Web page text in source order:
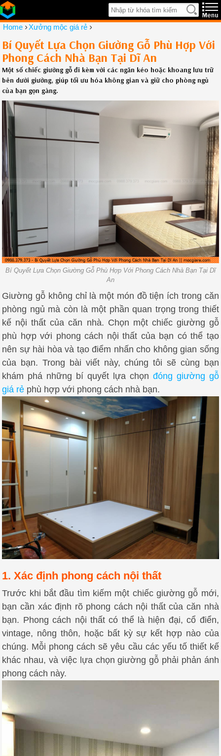
Home ›Xưởng mộc giá rẻ ›
Bí Quyết Lựa Chọn Giường Gỗ Phù Hợp Với
Phong Cách Nhà Bạn Tại Dĩ An
Một số chiếc giường gỗ đi kèm với các ngăn kéo hoặc khoang lưu trữ
bên dưới giường, giúp tối ưu hóa không gian và giữ cho phòng ngủ
của bạn gọn gàng.
Bí Quyết Lựa Chọn Giường Gỗ Phù Hợp Với Phong Cách Nhà Bạn Tại Dĩ
An
Giường gỗ không chỉ là một món đồ tiện ích trong căn
phòng ngủ mà còn là một phần quan trọng trong thiết
kế nội thất của căn nhà. Chọn một chiếc giường gỗ
phù hợp với phong cách nội thất của bạn có thể tạo
nên sự hài hòa và tạo điểm nhấn cho không gian sống
của bạn. Trong bài viết này, chúng tôi sẽ cùng bạn
khám phá những bí quyết lựa chọn đóng giường gỗ
giá rẻ phù hợp với phong cách nhà bạn.
1. Xác định phong cách nội thất
Trước khi bắt đầu tìm kiếm một chiếc giường gỗ mới,
bạn cần xác định rõ phong cách nội thất của căn nhà
bạn. Phong cách nội thất có thể là hiện đại, cổ điển,
vintage, nông thôn, hoặc bất kỳ sự kết hợp nào của
chúng. Mỗi phong cách sẽ yêu cầu các yếu tố thiết kế
khác nhau, và việc lựa chọn giường gỗ phải phản ánh
phong cách này.